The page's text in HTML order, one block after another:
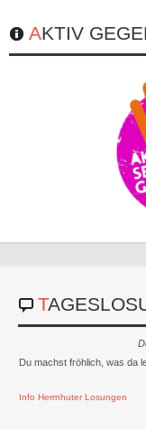
AKTIV
Du machst fröhlich, was da
Info Herrnhuter Losungen